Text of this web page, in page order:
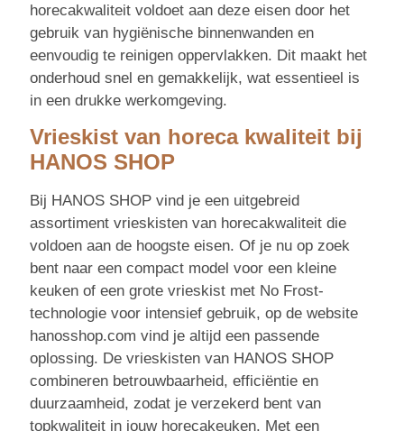
horecakwaliteit voldoet aan deze eisen door het
gebruik van hygiënische binnenwanden en
eenvoudig te reinigen oppervlakken. Dit maakt het
onderhoud snel en gemakkelijk, wat essentieel is
in een drukke werkomgeving.
Vrieskist van horeca kwaliteit bij
HANOS SHOP
Bij HANOS SHOP vind je een uitgebreid
assortiment vrieskisten van horecakwaliteit die
voldoen aan de hoogste eisen. Of je nu op zoek
bent naar een compact model voor een kleine
keuken of een grote vrieskist met No Frost-
technologie voor intensief gebruik, op de website
hanosshop.com vind je altijd een passende
oplossing. De vrieskisten van HANOS SHOP
combineren betrouwbaarheid, efficiëntie en
duurzaamheid, zodat je verzekerd bent van
topkwaliteit in jouw horecakeuken. Met een